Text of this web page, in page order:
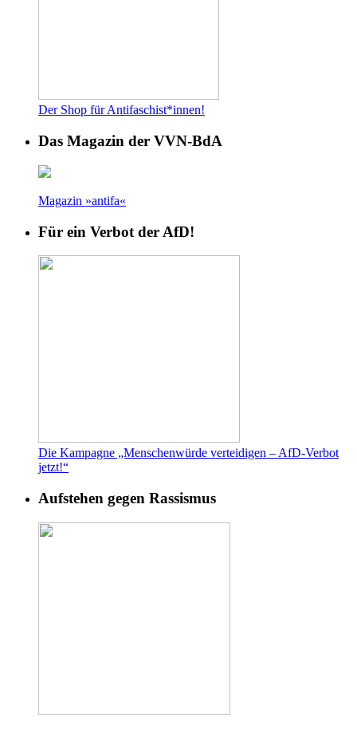
Der Shop für Antifaschist*innen!
Das Magazin der VVN-BdA
Magazin »antifa«
Für ein Verbot der AfD!
Die Kampagne „Menschenwürde verteidigen – AfD-Verbot
jetzt!“
Aufstehen gegen Rassismus